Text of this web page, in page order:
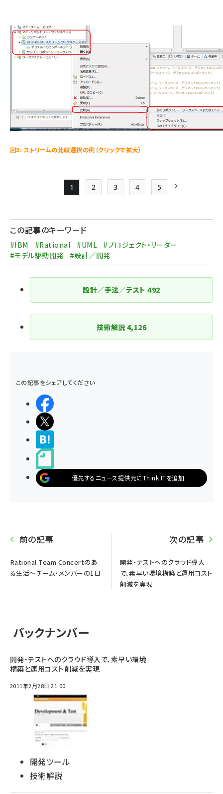
図3: ストリームの比較選択の例（クリックで拡大）
送
Page
1
Page
2
Page
3
Page
4
Page
5
この記事のキーワード
#IBM #Rational #UML
#プロジェクト・リーダー
#モデル駆動開発
#設計／開発
設計／手法／テスト492
技術解説 4,126
この記事をシェアしてください
優先するニュース提供元にThink ITを追加
前の記事
Rational Team Concertのあ
る生活～チーム・メンバーの1日
次の記事
開発・テストへのクラウド導入
で、素早い環境構築と運用コスト
削減を実現
バックナンバー
開発・テストへのクラウド導入で、素早い環境
構築と運用コスト削減を実現
2011年2月28日 21:00
開発ツール
技術解説